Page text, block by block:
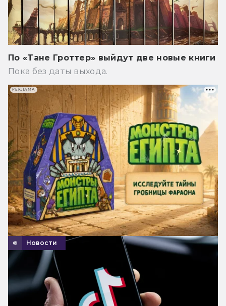
По «Тане Гроттер» выйдут две новые книги
Пока без даты выхода.
Новости
РЕКЛАМА